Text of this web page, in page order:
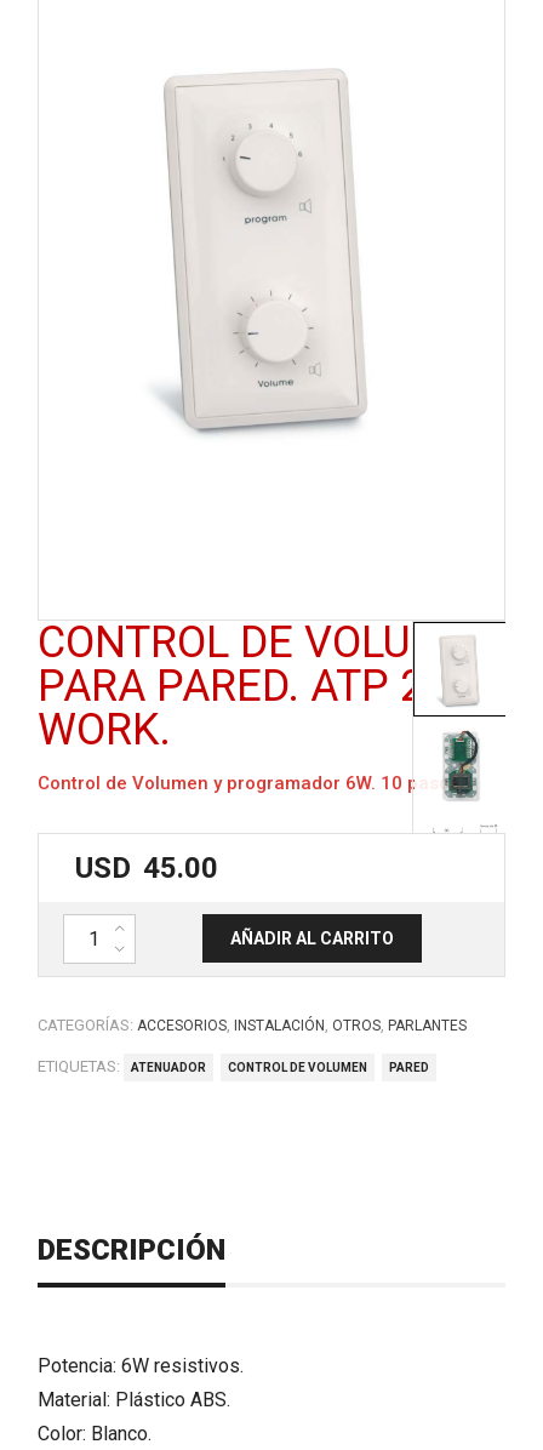
CONTROL DE VOLUMEN
PARA PARED. ATP 206.
WORK.
Control de Volumen y programador 6W. 10 pasos
USD 45.00
Control de volumen para pared. ATP 206. WORK. cantidad
AÑADIR AL CARRITO
CATEGORÍAS: ACCESORIOS INSTALACIÓN OTROS PARLANTES
ETIQUETAS: ATENUADOR CONTROL DE VOLUMEN PARED
DESCRIPCIÓN
Potencia: 6W resistivos.
Material: Plástico ABS.
Color: Blanco.